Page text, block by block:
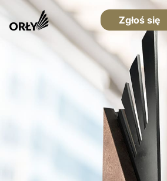
Zgłoś się